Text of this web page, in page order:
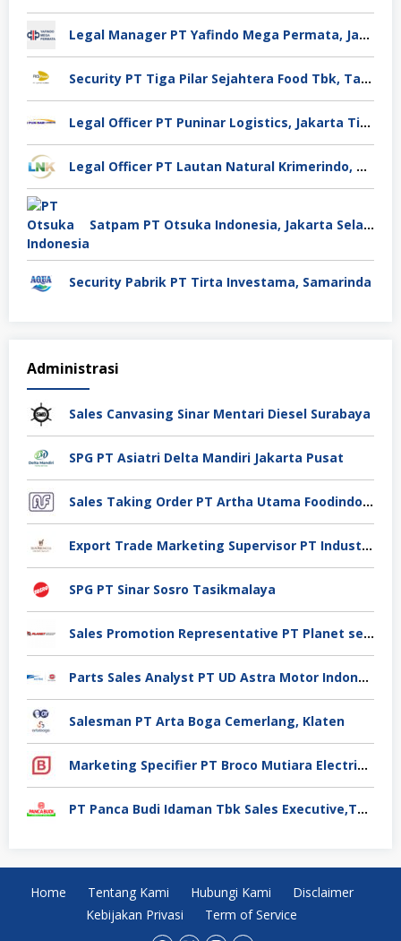
Legal Manager PT Yafindo Mega Permata, Jakarta Barat
Security PT Tiga Pilar Sejahtera Food Tbk, Tangerang
Legal Officer PT Puninar Logistics, Jakarta Timur
Legal Officer PT Lautan Natural Krimerindo, Mojokerto
Satpam PT Otsuka Indonesia, Jakarta Selatan
Security Pabrik PT Tirta Investama, Samarinda
Administrasi
Sales Canvasing Sinar Mentari Diesel Surabaya
SPG PT Asiatri Delta Mandiri Jakarta Pusat
Sales Taking Order PT Artha Utama Foodindo Tangerang
Export Trade Marketing Supervisor PT Industri Jamu Dan Farmasi Sido Muncul Tbk, Jakarta
SPG PT Sinar Sosro Tasikmalaya
Sales Promotion Representative PT Planet selancar Mandiri, Pontianak
Parts Sales Analyst PT UD Astra Motor Indonesia, Jakarta Utara
Salesman PT Arta Boga Cemerlang, Klaten
Marketing Specifier PT Broco Mutiara Electrical Industry, Tangerang
PT Panca Budi Idaman Tbk Sales Executive,Tangerang
Home Tentang Kami Hubungi Kami
Disclaimer
Kebijakan Privasi
Term of Service